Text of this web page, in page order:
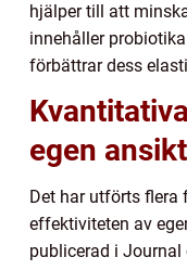
hjälper till att
innehåller
förbättrar dess
egen
Det har utförts
effektiviteten av
publicerad i